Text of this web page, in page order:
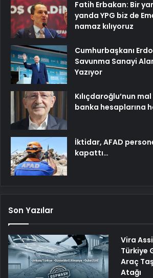
Fatih Erbakan: Bir
yanda YPG biz de
namaz kılıyoruz
Cumhurbaşkanı
Savunma Sanayi
Yazıyor
Kılıçdaroğlu’nun
banka hesaplarına
İktidar, AFAD
kapattı…
Son Yazılar
Vira
Türkiye
Araç
Atağı